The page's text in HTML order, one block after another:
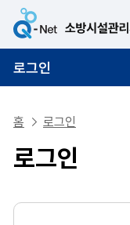
로그인
홈 로그인
로그인